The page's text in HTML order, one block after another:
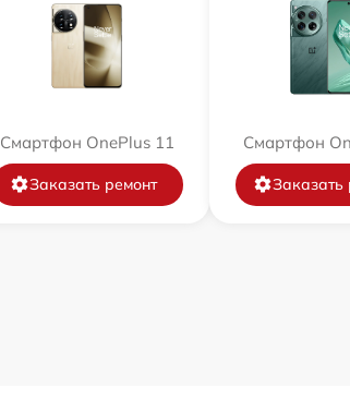
Смартфон OnePlus 11
Заказать ремонт
Смартфон
Заказать